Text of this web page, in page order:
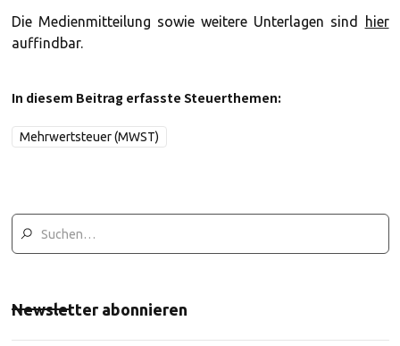
Die Medienmitteilung sowie weitere Unterlagen sind
hier
auffindbar.
In diesem Beitrag erfasste Steuerthemen:
Mehrwertsteuer (MWST)
Newsletter abonnieren